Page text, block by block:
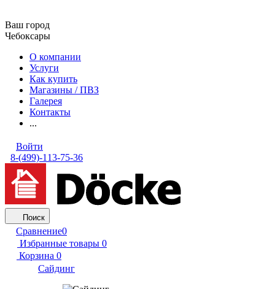
Ваш город
Чебоксары
О компании
Услуги
Как купить
Магазины / ПВЗ
Галерея
Контакты
...
Войти
8-(499)-113-75-36
Поиск
Сравнение0
Избранные товары 0
Корзина 0
Сайдинг